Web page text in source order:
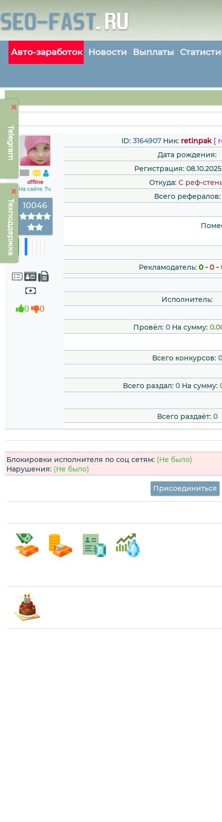
Telegram
Техподдержка
Авто-заработок Новости Выплаты
offline
На сайте: 7ч.
10046
0 0
ID: 3164907Ник: retinpak [
Дата рождения:
Регистрация: 08.10.2025
Откуда: С реф-
Всего рефералов:
Рекламодатель: 0-0-
Исполнитель:
Провёл: 0На сумму:
Всего конкурсов: 0
Всего раздал: 0На сумму:
Всего раздаёт: 0
Блокировки исполнителя по соц сетям: (Не было)
Нарушения: (Не было)
Присоединиться